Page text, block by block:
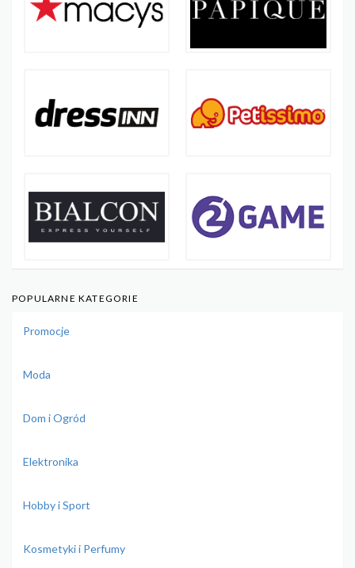
POPULARNE KATEGORIE
Promocje
Moda
Dom i Ogród
Elektronika
Hobby i Sport
Kosmetyki i Perfumy